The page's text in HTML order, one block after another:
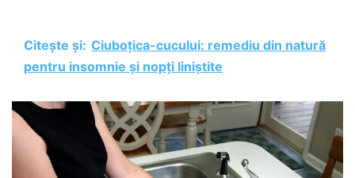
Citește și: Ciuboțica-cucului: remediu din natură
pentru insomnie și nopți liniștite